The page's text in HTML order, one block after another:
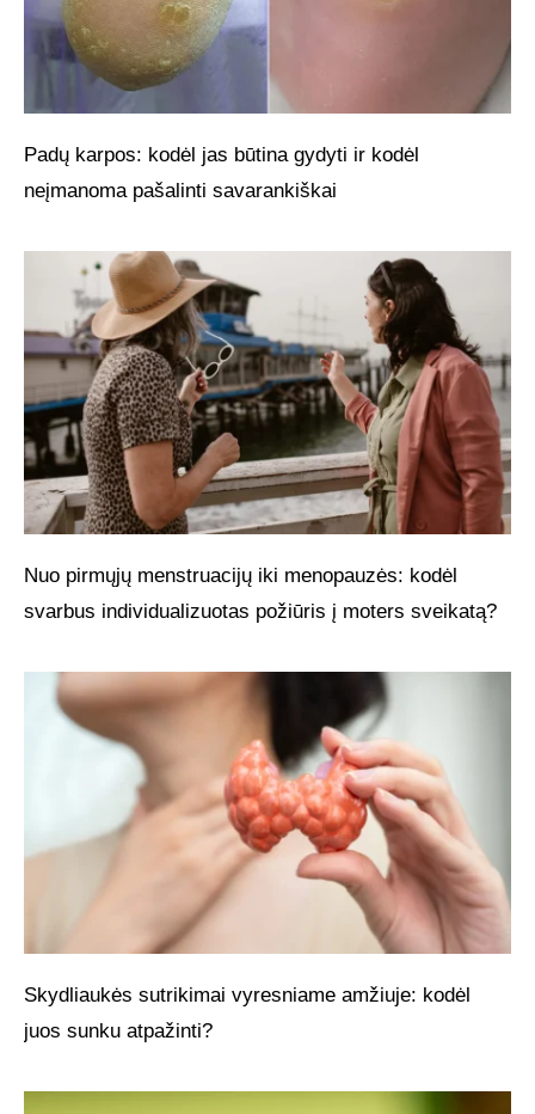
Padų karpos: kodėl jas būtina gydyti ir kodėl
neįmanoma pašalinti savarankiškai
Nuo pirmųjų menstruacijų iki menopauzės: kodėl
svarbus individualizuotas požiūris į moters sveikatą?
Skydliaukės sutrikimai vyresniame amžiuje: kodėl
juos sunku atpažinti?